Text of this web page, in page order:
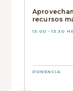
recursos
13:00 - 13:30
PONENCIA